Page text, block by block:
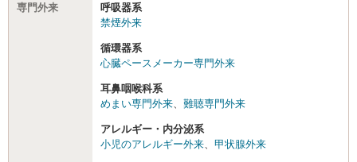
専門外来
呼吸器系
禁煙外来
循環器系
心臓ペースメーカー専門外来
耳鼻咽喉科系
めまい専門外来
難聴専門外来
アレルギー・内分泌系
小児のアレルギー外来
甲状腺外来